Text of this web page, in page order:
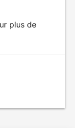
plus de